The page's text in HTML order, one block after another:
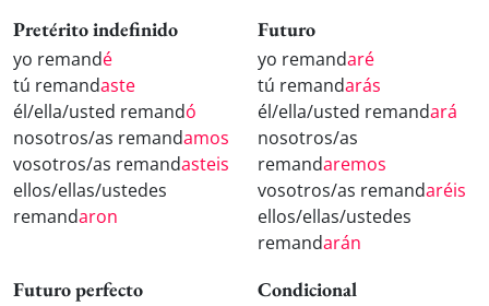
Pretérito indefinido
yo remandé
tú remandaste
él/ella/usted remandó
nosotros/as remandamos
vosotros/as remandasteis
ellos/ellas/ustedes
remandaron
Futuro
yo remandaré
tú remandarás
él/ella/usted remandará
nosotros/as
remandaremos
vosotros/as remandaréis
ellos/ellas/ustedes
remandarán
Futuro perfecto Condicional